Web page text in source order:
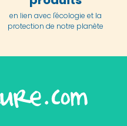
en lien avec l'écologie et la
protection de notre planète